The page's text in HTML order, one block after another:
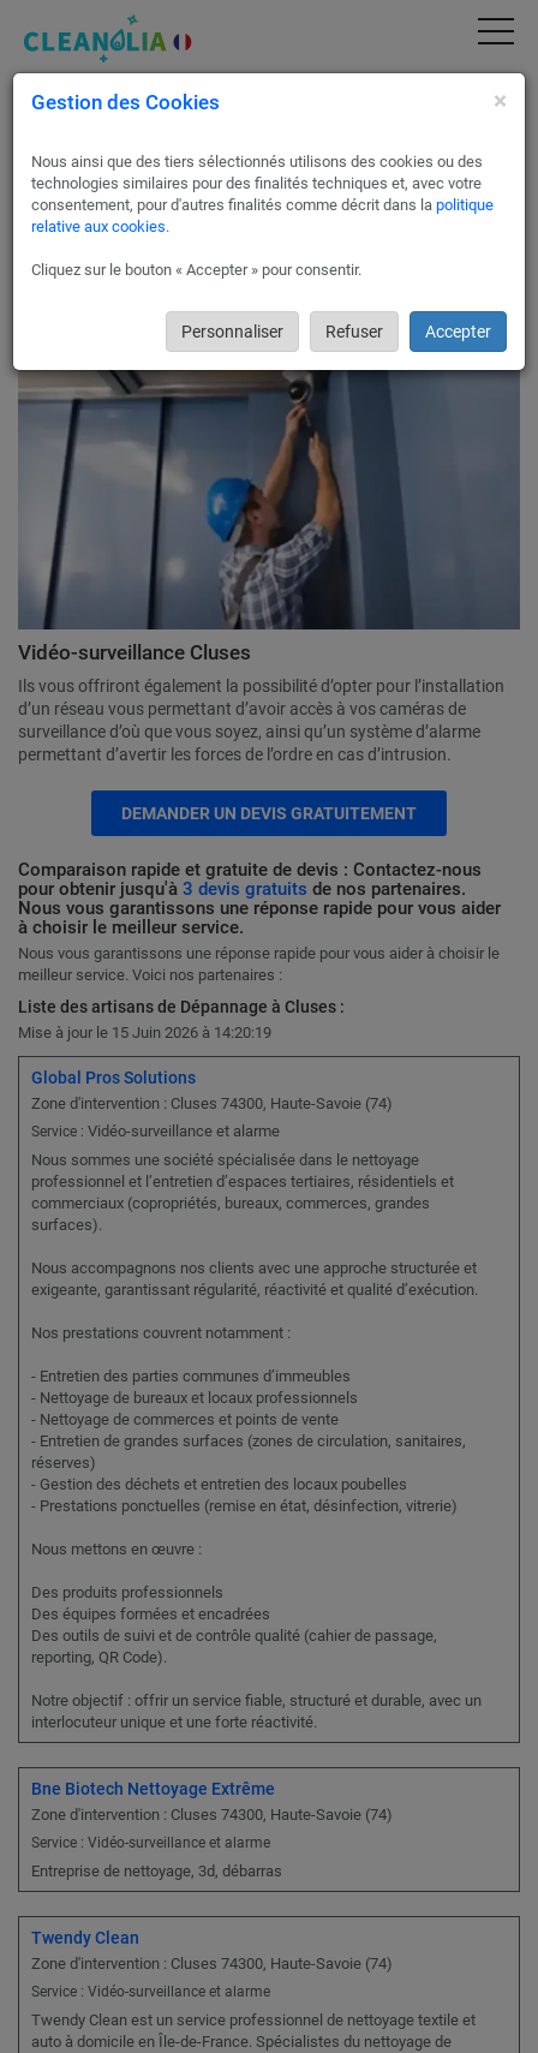
Installation de systèmes de
Pour un contrôle total et une sécurité optimale chez vous, au
sein de votre entreprise ou dans votre commerce, passez par
Cleanolia France !
surveillance à Cluses vous proposeront des solutions
Vidéo-surveillance Cluses
Ils vous offriront également la possibilité d’opter pour l’installation
d’un réseau vous permettant d’avoir accès à vos caméras de
surveillance d’où que vous soyez, ainsi qu’un système d’alarme
permettant d’avertir les forces de l’ordre en cas d’intrusion.
DEMANDER UN DEVIS GRATUITEMENT
Comparaison rapide et gratuite de devis : Contactez-nous
pour obtenir jusqu'à 3 devis gratuits de nos partenaires.
Nous vous garantissons une réponse rapide pour vous aider
à choisir le meilleur service.
Nous vous garantissons une réponse rapide pour vous aider à choisir le
meilleur service. Voici nos partenaires :
Liste des artisans de Dépannage à Cluses :
Mise à jour le 15 Juin 2026 à 14:20:19
Global Pros Solutions
Zone d'intervention : Cluses 74300, Haute-Savoie (74)
Service : Vidéo-surveillance et alarme
Nous sommes une société spécialisée dans le nettoyage
professionnel et l’entretien d’espaces tertiaires, résidentiels et
commerciaux (copropriétés, bureaux, commerces, grandes
surfaces).
Nous accompagnons nos clients avec une approche structurée et
exigeante, garantissant régularité, réactivité et qualité d’exécution.
Nos prestations couvrent notamment :
- Entretien des parties communes d’immeubles
- Nettoyage de bureaux et locaux professionnels
- Nettoyage de commerces et points de vente
- Entretien de grandes surfaces (zones de circulation, sanitaires,
réserves)
- Gestion des déchets et entretien des locaux poubelles
- Prestations ponctuelles (remise en état, désinfection, vitrerie)
Nous mettons en œuvre :
Des produits professionnels
Des équipes formées et encadrées
Des outils de suivi et de contrôle qualité (cahier de passage,
reporting, QR Code).
Notre objectif : offrir un service fiable, structuré et durable, avec un
interlocuteur unique et une forte réactivité.
Bne Biotech Nettoyage Extrême
Zone d'intervention : Cluses 74300, Haute-Savoie (74)
Service : Vidéo-surveillance et alarme
Entreprise de nettoyage, 3d, débarras
Twendy Clean
Zone d'intervention : Cluses 74300, Haute-Savoie (74)
Service : Vidéo-surveillance et alarme
Twendy Clean est un service professionnel de nettoyage textile et
auto à domicile en Île-de-France. Spécialistes du nettoyage de
Gestion des Cookies ×
Nous ainsi que des tiers sélectionnés utilisons des cookies ou des
technologies similaires pour des finalités techniques et, avec votre
consentement, pour d'autres finalités comme décrit dans la politique
relative aux cookies.
Cliquez sur le bouton « Accepter » pour consentir.
Personnaliser Refuser Accepter